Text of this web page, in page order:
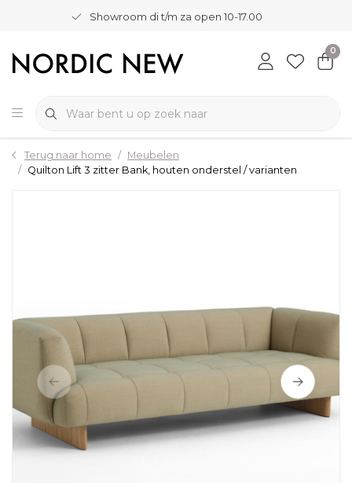
Showroom di t/m za open 10-17.00
0
Terug naar home
Meubelen
Quilton Lift 3 zitter Bank, houten onderstel / varianten